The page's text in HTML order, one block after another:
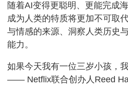
随着AI变得更聪明、更能完成
成为人类的特质将更加不可取
与情感的来源、洞察人类历史
能力。
如果今天我有一位三岁小孩，
—— Netflix联合创办人Reed